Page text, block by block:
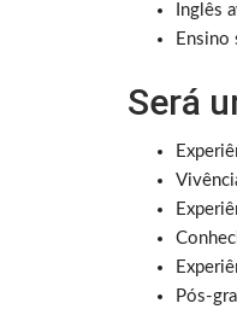
Inglês
Ensino
Será
Pós-